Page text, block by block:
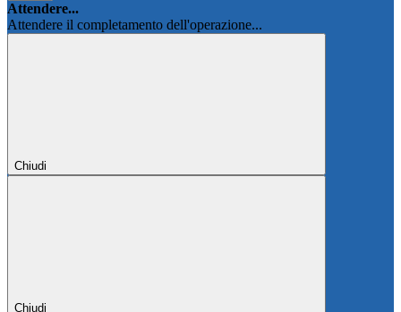
Attendere...
Attendere il completamento dell'operazione...
Chiudi
Chiudi